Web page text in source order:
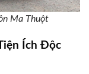
Ma Thuột
Ích Độc